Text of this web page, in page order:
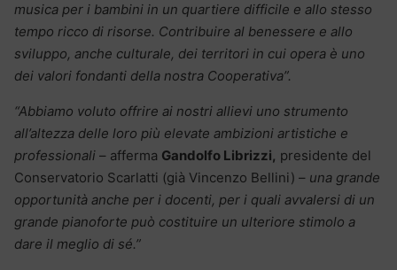
musica per i bambini in un quartiere difficile e allo stesso
tempo ricco di risorse. Contribuire al benessere e allo
sviluppo, anche culturale, dei territori in cui opera è uno
dei valori fondanti della nostra Cooperativa”.
“Abbiamo voluto offrire ai nostri allievi uno strumento
all’altezza delle loro più elevate ambizioni artistiche e
professionali – afferma Gandolfo Librizzi, presidente del
Conservatorio Scarlatti (già Vincenzo Bellini) – una grande
opportunità anche per i docenti, per i quali avvalersi di un
grande pianoforte può costituire un ulteriore stimolo a
dare il meglio di sé.”